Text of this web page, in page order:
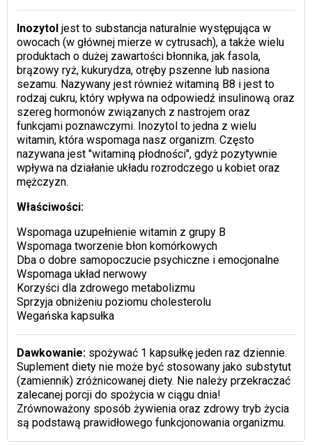
Inozytoljest to substancja naturalnie występująca w
owocach (w głównej mierze w cytrusach), a także wielu
produktach o dużej zawartości błonnika, jak fasola,
brązowy ryż, kukurydza, otręby pszenne lub nasiona
sezamu. Nazywany jest również witaminą B8 i jest to
rodzaj cukru, który wpływa na odpowiedź insulinową oraz
szereg hormonów związanych z nastrojem oraz
funkcjami poznawczymi. Inozytol to jedna z wielu
witamin, która wspomaga nasz organizm. Często
nazywana jest "witaminą płodności", gdyż pozytywnie
wpływa na działanie układu rozrodczego u kobiet oraz
mężczyzn.
Właściwości:
Wspomaga uzupełnienie witamin z grupy B
Wspomaga tworzenie błon komórkowych
Dba o dobre samopoczucie psychiczne i emocjonalne
Wspomaga układ nerwowy
Korzyści dla zdrowego metabolizmu
Sprzyja obniżeniu poziomu cholesterolu
Wegańska kapsułka
Dawkowanie: spożywać 1 kapsułkę jeden raz dziennie.
Suplement diety nie może być stosowany jako substytut
(zamiennik) zróżnicowanej diety. Nie należy przekraczać
zalecanej porcji do spożycia w ciągu dnia!
Zrównoważony sposób żywienia oraz zdrowy tryb życia
są podstawą prawidłowego funkcjonowania organizmu.